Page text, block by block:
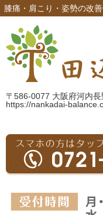
膝痛・肩こり・姿勢の改
〒586-0077 大阪府河内
https://nankadai-